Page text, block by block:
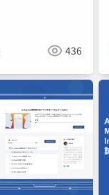
436